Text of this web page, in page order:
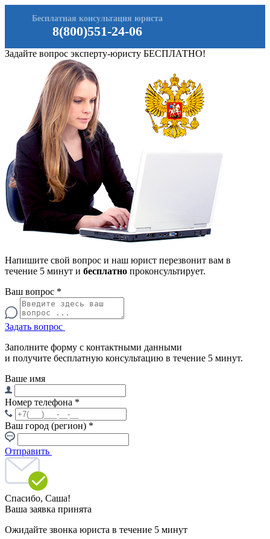
8(800)551-24-06
Бесплатная консультация юриста
Задайте вопрос эксперту-юристу БЕСПЛАТНО!
Напишите свой вопрос и наш юрист перезвонит вам в
течение 5 минут и бесплатно проконсультирует.
Ваш вопрос *
Задать вопрос
Заполните форму с контактными данными
и получите бесплатную консультацию в течение 5 минут.
Ваше имя
Номер телефона *
Ваш город (регион) *
Отправить
Спасибо, Саша!
Ваша заявка принята
Ожидайте звонка юриста в течение 5 минут